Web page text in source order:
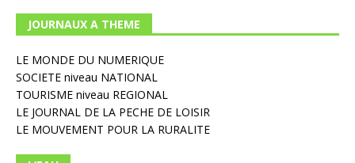
JOURNAUX A THEME
LE MONDE DU NUMERIQUE
SOCIETE niveau NATIONAL
TOURISME niveau REGIONAL
LE JOURNAL DE LA PECHE DE LOISIR
LE MOUVEMENT POUR LA RURALITE